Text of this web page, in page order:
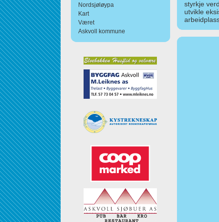
Nordsjøløypa
Kart
Været
Askvoll kommune
styrkje
utvikle